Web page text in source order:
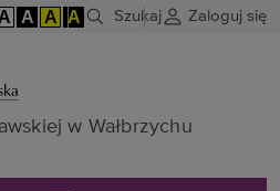
A A A A Szukaj Zaloguj się
Filia
w Wałbrzychu